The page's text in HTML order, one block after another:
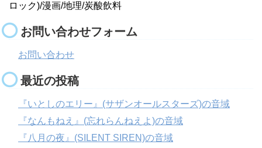
ロック)/漫画/地理/炭酸飲料
お問い合わせフォーム
お問い合わせ
最近の投稿
『いとしのエリー』(サザンオールスターズ)の音域
『なんもねえ』(忘れらんねえよ)の音域
『八月の夜』(SILENT SIREN)の音域